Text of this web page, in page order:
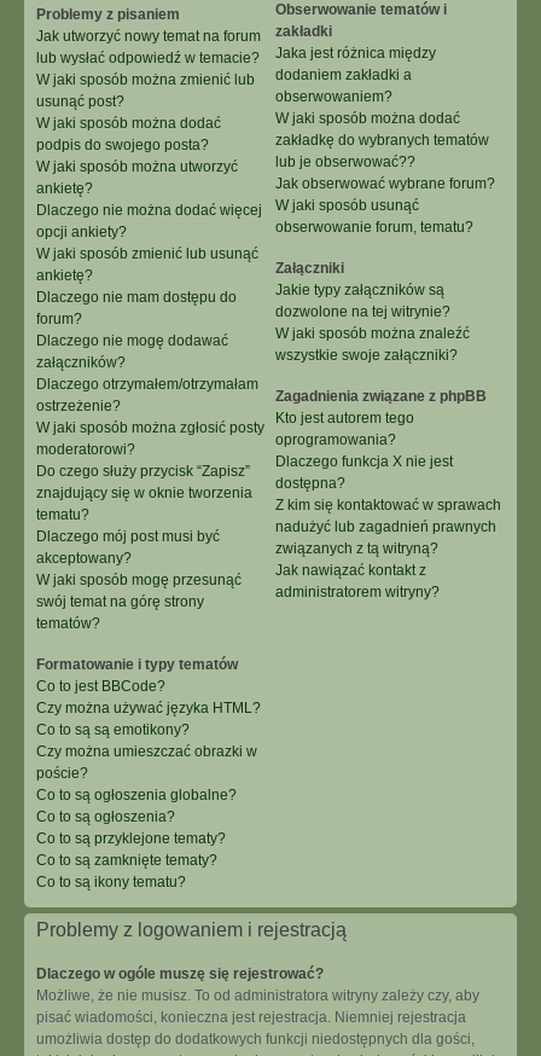
Problemy z pisaniem
Jak utworzyć nowy temat na forum
lub wysłać odpowiedź w temacie?
W jaki sposób można zmienić lub
usunąć post?
W jaki sposób można dodać
podpis do swojego posta?
W jaki sposób można utworzyć
ankietę?
Dlaczego nie można dodać więcej
opcji ankiety?
W jaki sposób zmienić lub usunąć
ankietę?
Dlaczego nie mam dostępu do
forum?
Dlaczego nie mogę dodawać
załączników?
Dlaczego otrzymałem/otrzymałam
ostrzeżenie?
W jaki sposób można zgłosić posty
moderatorowi?
Do czego służy przycisk “Zapisz”
znajdujący się w oknie tworzenia
tematu?
Dlaczego mój post musi być
akceptowany?
W jaki sposób mogę przesunąć
swój temat na górę strony
tematów?
Formatowanie i typy tematów
Co to jest BBCode?
Czy można używać języka HTML?
Co to są są emotikony?
Czy można umieszczać obrazki w
poście?
Co to są ogłoszenia globalne?
Co to są ogłoszenia?
Co to są przyklejone tematy?
Co to są zamknięte tematy?
Co to są ikony tematu?
Obserwowanie tematów i
zakładki
Jaka jest różnica między
dodaniem zakładki a
obserwowaniem?
W jaki sposób można dodać
zakładkę do wybranych tematów
lub je obserwować??
Jak obserwować wybrane forum?
W jaki sposób usunąć
obserwowanie forum, tematu?
Załączniki
Jakie typy załączników są
dozwolone na tej witrynie?
W jaki sposób można znaleźć
wszystkie swoje załączniki?
Zagadnienia związane z phpBB
Kto jest autorem tego
oprogramowania?
Dlaczego funkcja X nie jest
dostępna?
Z kim się kontaktować w sprawach
nadużyć lub zagadnień prawnych
związanych z tą witryną?
Jak nawiązać kontakt z
administratorem witryny?
Problemy z logowaniem i rejestracją
Dlaczego w ogóle muszę się rejestrować?
Możliwe, że nie musisz. To od administratora witryny zależy czy, aby
pisać wiadomości, konieczna jest rejestracja. Niemniej rejestracja
umożliwia dostęp do dodatkowych funkcji niedostępnych dla gości,